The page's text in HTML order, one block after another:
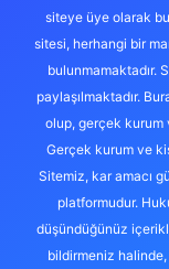
siteye üye olarak
sitesi, herhangi bir
bulunmamaktadır.
paylaşılmaktadır.
olup, gerçek kurum
Gerçek kurum ve
Sitemiz, kar amacı
platformudur.
düşündüğünüz
bildirmeniz